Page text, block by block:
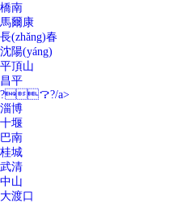
橋南
馬爾康
長(zhǎng)春
沈陽(yáng)
平頂山
昌平
?？?/a>
淄博
十堰
巴南
桂城
武清
中山
大渡口